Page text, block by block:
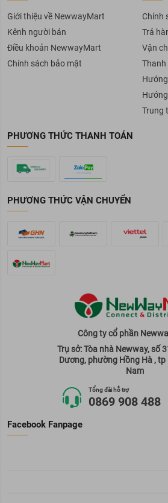
Giới thiệu về NewwayMart
Kênh người bán
Điều khoản NewwayMart
Chính sách bảo mật
Chính
Trả
Vận
Thanh
Trung
PHƯƠNG THỨC THANH TOÁN
PHƯƠNG THỨC VẬN CHUYỂN
Công ty cổ phần
Trụ sở: Tòa nhà Newway, số
Dương, phường Hồng Hà , tp
Nam
Tổng đài hỗ trợ
0869 908 488
Facebook Fanpage